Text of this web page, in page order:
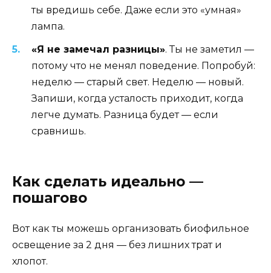
ты вредишь себе. Даже если это «умная»
лампа.
«Я не замечал разницы». Ты не заметил —
потому что не менял поведение. Попробуй:
неделю — старый свет. Неделю — новый.
Запиши, когда усталость приходит, когда
легче думать. Разница будет — если
сравнишь.
Как сделать идеально —
пошагово
Вот как ты можешь организовать биофильное
освещение за 2 дня — без лишних трат и
хлопот.